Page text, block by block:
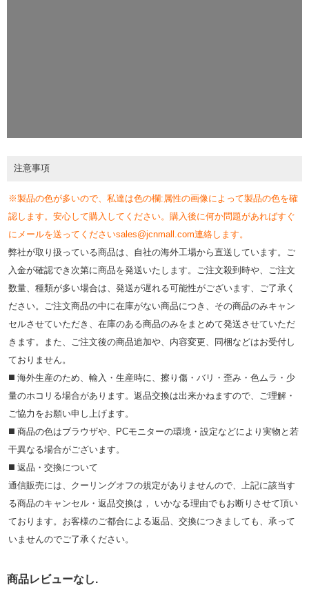
注意事項
※製品の色が多いので、私達は色の欄:属性の画像によって製品の色を確
認します。安心して購入してください。購入後に何か問題があればすぐ
にメールを送ってくださいsales@jcnmall.com連絡します。
弊社が取り扱っている商品は、自社の海外工場から直送しています。ご
入金が確認でき次第に商品を発送いたします。ご注文殺到時や、ご注文
数量、種類が多い場合は、発送が遅れる可能性がございます、ご了承く
ださい。ご注文商品の中に在庫がない商品につき、その商品のみキャン
セルさせていただき、在庫のある商品のみをまとめて発送させていただ
きます。また、ご注文後の商品追加や、内容変更、同梱などはお受付し
ておりません。
◼️ 海外⽣産のため、輸⼊・⽣産時に、擦り傷・バリ・歪み・色ムラ・少
量のホコリる場合があります。返品交換は出来かねますので、ご理解・
ご協⼒をお願い申し上げます。
◼️ 商品の⾊はブラウザや、PCモニターの環境・設定などにより実物と若
⼲異なる場合がございます。
◼️ 返品・交換について
通信販売には、クーリングオフの規定がありませんので、上記に該当す
る商品のキャンセル・返品交換は， いかなる理由でもお断りさせて頂い
ております。お客様のご都合による返品、交換につきましても、承って
いませんのでご了承ください。
商品レビューなし.